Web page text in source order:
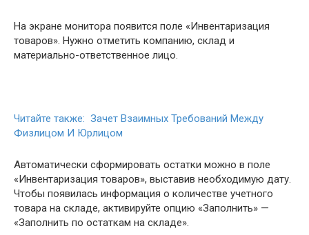
На экране монитора появится поле «Инвентаризация
товаров». Нужно отметить компанию, склад и
материально-ответственное лицо.
Читайте также: Зачет Взаимных Требований Между
Физлицом И Юрлицом
Автоматически сформировать остатки можно в поле
«Инвентаризация товаров», выставив необходимую дату.
Чтобы появилась информация о количестве учетного
товара на складе, активируйте опцию «Заполнить» —
«Заполнить по остаткам на складе».